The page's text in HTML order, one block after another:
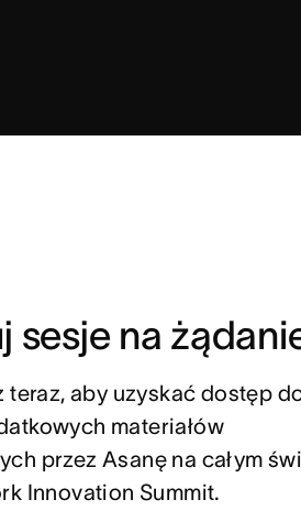
sesje na
teraz, aby uzyskać dostęp
materiałów
przez Asanę na całym
Innovation Summit.